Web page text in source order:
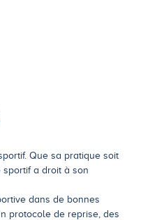
Que sa pratique soit
a droit à son
dans de bonnes
protocole de reprise, des